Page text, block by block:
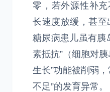
零，若外源性补
长速度放缓，甚至
糖尿病患儿虽有胰
素抵抗”（细胞对
生长”功能被削弱
不足”的发育异常。